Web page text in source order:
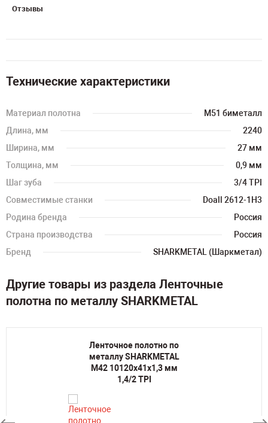
Отзывы
Технические характеристики
Материал полотна
M51 биметалл
Длина, мм
2240
Ширина, мм
27 мм
Толщина, мм
0,9 мм
Шаг зуба
3/4 TPI
Совместимые станки
Doall 2612-1H3
Родина бренда
Россия
Страна производства
Россия
Бренд
SHARKMETAL (Шаркметал)
Другие товары из раздела Ленточные
полотна по металлу SHARKMETAL
Ленточное полотно по
металлу SHARKMETAL
M42 10120х41х1,3 мм
1,4/2 TPI